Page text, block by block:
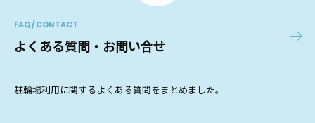
FAQ / CONTACT
よくある質問・お問い合せ
駐輪場利用に関するよくある質問をまとめました。